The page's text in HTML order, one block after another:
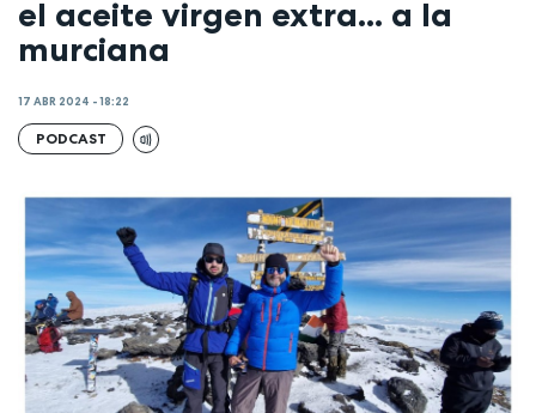
el aceite virgen extra... a la
murciana
17 ABR 2024 - 18:22
PODCAST